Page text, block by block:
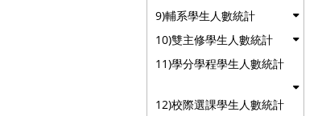
9)輔系學生人數統計
10)雙主修學生人數統計
11)學分學程學生人數統計
12)校際選課學生人數統計